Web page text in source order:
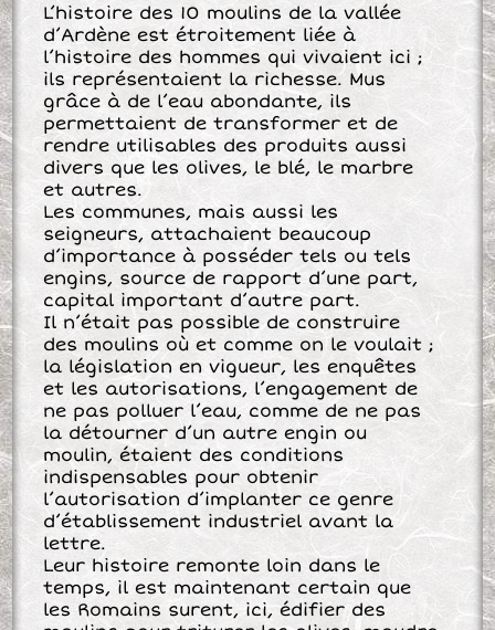
L’histoire des 10 moulins de la vallée
d’Ardène est étroitement liée à
l’histoire des hommes qui vivaient ici ;
ils représentaient la richesse. Mus
grâce à de l’eau abondante, ils
permettaient de transformer et de
rendre utilisables des produits aussi
divers que les olives, le blé, le marbre
et autres.
Les communes, mais aussi les
seigneurs, attachaient beaucoup
d’importance à posséder tels ou tels
engins, source de rapport d’une part,
capital important d’autre part.
Il n’était pas possible de construire
des moulins où et comme on le voulait ;
la législation en vigueur, les enquêtes
et les autorisations, l’engagement de
ne pas polluer l’eau, comme de ne pas
la détourner d’un autre engin ou
moulin, étaient des conditions
indispensables pour obtenir
l’autorisation d’implanter ce genre
d’établissement industriel avant la
lettre.
Leur histoire remonte loin dans le
temps, il est maintenant certain que
les Romains surent, ici, édifier des